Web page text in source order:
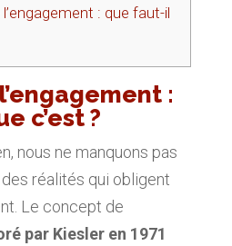
: que faut-il
:
c’est ?
nous ne manquons pas
réalités qui obligent
Le concept de
par Kiesler en 1971